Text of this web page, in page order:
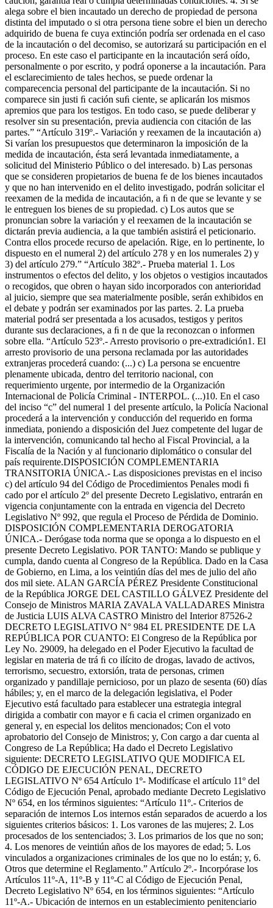
alega sobre el bien incautado un derecho de propiedad de persona
distinta del imputado o si otra persona tiene sobre el bien un derecho
adquirido de buena fe cuya extinción podría ser ordenada en el caso
de la incautación o del decomiso, se autorizará su participación en el
proceso. En este caso el participante en la incautación será oído,
personalmente o por escrito, y podrá oponerse a la incautación. Para
el esclarecimiento de tales hechos, se puede ordenar la
comparecencia personal del participante de la incautación. Si no
comparece sin justi ﬁ cación suﬁ ciente, se aplicarán los mismos
apremios que para los testigos. En todo caso, se puede deliberar y
resolver sin su presentación, previa audiencia con citación de las
partes.” “Artículo 319º.- Variación y reexamen de la incautación a)
Si varían los presupuestos que determinaron la imposición de la
medida de incautación, ésta será levantada inmediatamente, a
solicitud del Ministerio Público o del interesado. b) Las personas
que se consideren propietarios de buena fe de los bienes incautados
y que no han intervenido en el delito investigado, podrán solicitar el
reexamen de la medida de incautación, a ﬁ n de que se levante y se
le entreguen los bienes de su propiedad. c) Los autos que se
pronuncian sobre la variación y el reexamen de la incautación se
dictarán previa audiencia, a la que también asistirá el peticionario.
Contra ellos procede recurso de apelación. Rige, en lo pertinente, lo
dispuesto en el numeral 2) del artículo 278 y en los numerales 2) y
3) del artículo 279.” “Artículo 382º.- Prueba material 1. Los
instrumentos o efectos del delito, y los objetos o vestigios incautados
o recogidos, que obren o hayan sido incorporados con anterioridad
al juicio, siempre que sea materialmente posible, serán exhibidos en
el debate y podrán ser examinados por las partes. 2. La prueba
material podrá ser presentada a los acusados, testigos y peritos
durante sus declaraciones, a ﬁ n de que la reconozcan o informen
sobre ella. “Artículo 523º.- Arresto provisorio o pre-extradición1. El
arresto provisorio de una persona reclamada por las autoridades
extranjeras procederá cuando: (...) c) La persona se encuentre
plenamente ubicada, dentro del territorio nacional, con
requerimiento urgente, por intermedio de la Organización
Internacional de Policía Criminal - INTERPOL. (...)10. En el caso
del inciso “c” del numeral 1 del presente artículo, la Policía Nacional
procederá a la intervención y conducción del requerido en forma
inmediata, poniendo a disposición del Juez competente del lugar de
la intervención, comunicando tal hecho al Fiscal Provincial, a la
Fiscalía de la Nación y al funcionario diplomático o consular del
país requirente.DISPOSICIÓN COMPLEMENTARIA
TRANSITORIA ÚNICA.- Las disposiciones previstas en el inciso
c) del artículo 94 del Código de Procedimientos Penales modi ﬁ
cado por el artículo 2º del presente Decreto Legislativo, entrarán en
vigencia conjuntamente con la entrada en vigencia del Decreto
Legislativo Nº 992, que regula el Proceso de Pérdida de Dominio.
DISPOSICIÓN COMPLEMENTARIA DEROGATORIA
ÚNICA.- Derógase toda norma que se oponga a lo dispuesto en el
presente Decreto Legislativo. POR TANTO: Mando se publique y
cumpla, dando cuenta al Congreso de la República. Dado en la Casa
de Gobierno, en Lima, a los veintiún días del mes de julio del año
dos mil siete. ALAN GARCÍA PÉREZ Presidente Constitucional
de la República JORGE DEL CASTILLO GÁLVEZ Presidente del
Consejo de Ministros MARIA ZAVALA VALLADARES Ministra
de Justicia LUIS ALVA CASTRO Ministro del Interior 87526-2
DECRETO LEGISLATIVO N° 984 EL PRESIDENTE DE LA
REPÚBLICA POR CUANTO: El Congreso de la República por
Ley No. 29009, ha delegado en el Poder Ejecutivo la facultad de
legislar en materia de trá ﬁ co ilícito de drogas, lavado de activos,
terrorismo, secuestro, extorsión, trata de personas, crimen
organizado y pandillaje pernicioso, por un plazo de sesenta (60) días
hábiles; y, en el marco de la delegación legislativa, el Poder
Ejecutivo está facultado para establecer una estrategia integral
dirigida a combatir con mayor e ﬁ cacia el crimen organizado en
general y, en especial los delitos mencionados; Con el voto
aprobatorio del Consejo de Ministros; y, Con cargo a dar cuenta al
Congreso de La República; Ha dado el Decreto Legislativo
siguiente: DECRETO LEGISLATIVO QUE MODIFICA EL
CÓDIGO DE EJECUCIÓN PENAL, DECRETO
LEGISLATIVO Nº 654 Artículo 1º- Modifícase el artículo 11º del
Código de Ejecución Penal, aprobado mediante Decreto Legislativo
Nº 654, en los términos siguientes: “Artículo 11º.- Criterios de
separación de internos Los internos están separados de acuerdo a los
siguientes criterios básicos: 1. Los varones de las mujeres; 2. Los
procesados de los sentenciados; 3. Los primarios de los que no son;
4. Los menores de veintiún años de los mayores de edad; 5. Los
vinculados a organizaciones criminales de los que no lo están; y, 6.
Otros que determine el Reglamento.” Artículo 2º.- Incorpórase los
Artículos 11º-A, 11º-B y 11º-C al Código de Ejecución Penal,
Decreto Legislativo Nº 654, en los términos siguientes: “Artículo
11º-A.- Ubicación de internos en un establecimiento penitenciario